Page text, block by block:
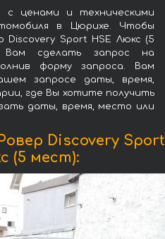
с ценами и техническими
в Цюрихе. Чтобы
Discovery Sport HSE Люкс (5
сделать запрос на
форму запроса. Вам
запросе даты, время,
где Вы хотите получить
даты, время, место или
Discovery Sport
(5 мест):